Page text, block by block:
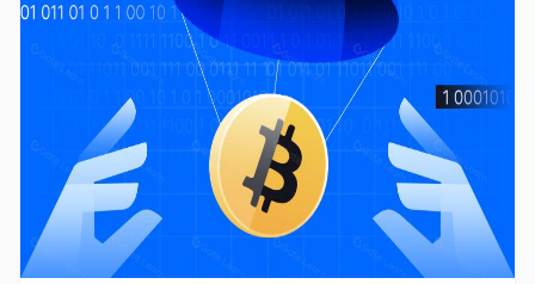
持和獨特的技術優勢，有潛力挑戰Eigenlayer在再質押領域的
主導地位。文章還提供了如何成爲Karak早期參與者的指南，
並提示了相關風險。